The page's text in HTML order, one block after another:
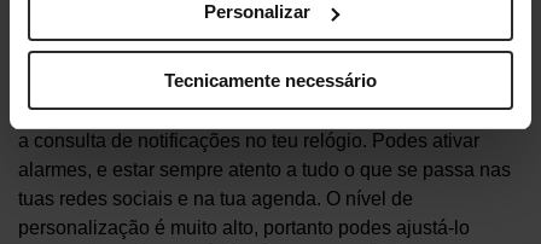
Personalizar
Tecnicamente necessário
vantajoso do teu telemóvel.
Outra funcionalidade, que vai poupar bastante trabalho ao
teusmartphonee que te permite poupar bastante tempo, é
a consulta de notificações no teu relógio. Podes ativar
alarmes, e estar sempre atento a tudo o que se passa nas
tuas redes sociais e na tua agenda. O nível de
personalização é muito alto, portanto podes ajustá-lo